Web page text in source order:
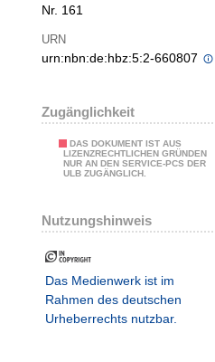
Nr. 161
URN
urn:nbn:de:hbz:5:2-660807
Zugänglichkeit
DAS DOKUMENT IST AUS
LIZENZRECHTLICHEN GRÜNDEN
NUR AN DEN SERVICE-PCS DER
ULB ZUGÄNGLICH.
Nutzungshinweis
Das Medienwerk ist im
Rahmen des deutschen
Urheberrechts nutzbar.